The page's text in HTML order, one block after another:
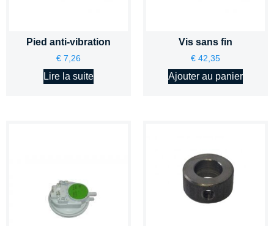
Pied anti-vibration
€ 7,26
Lire la suite
Vis sans fin
€ 42,35
Ajouter au panier